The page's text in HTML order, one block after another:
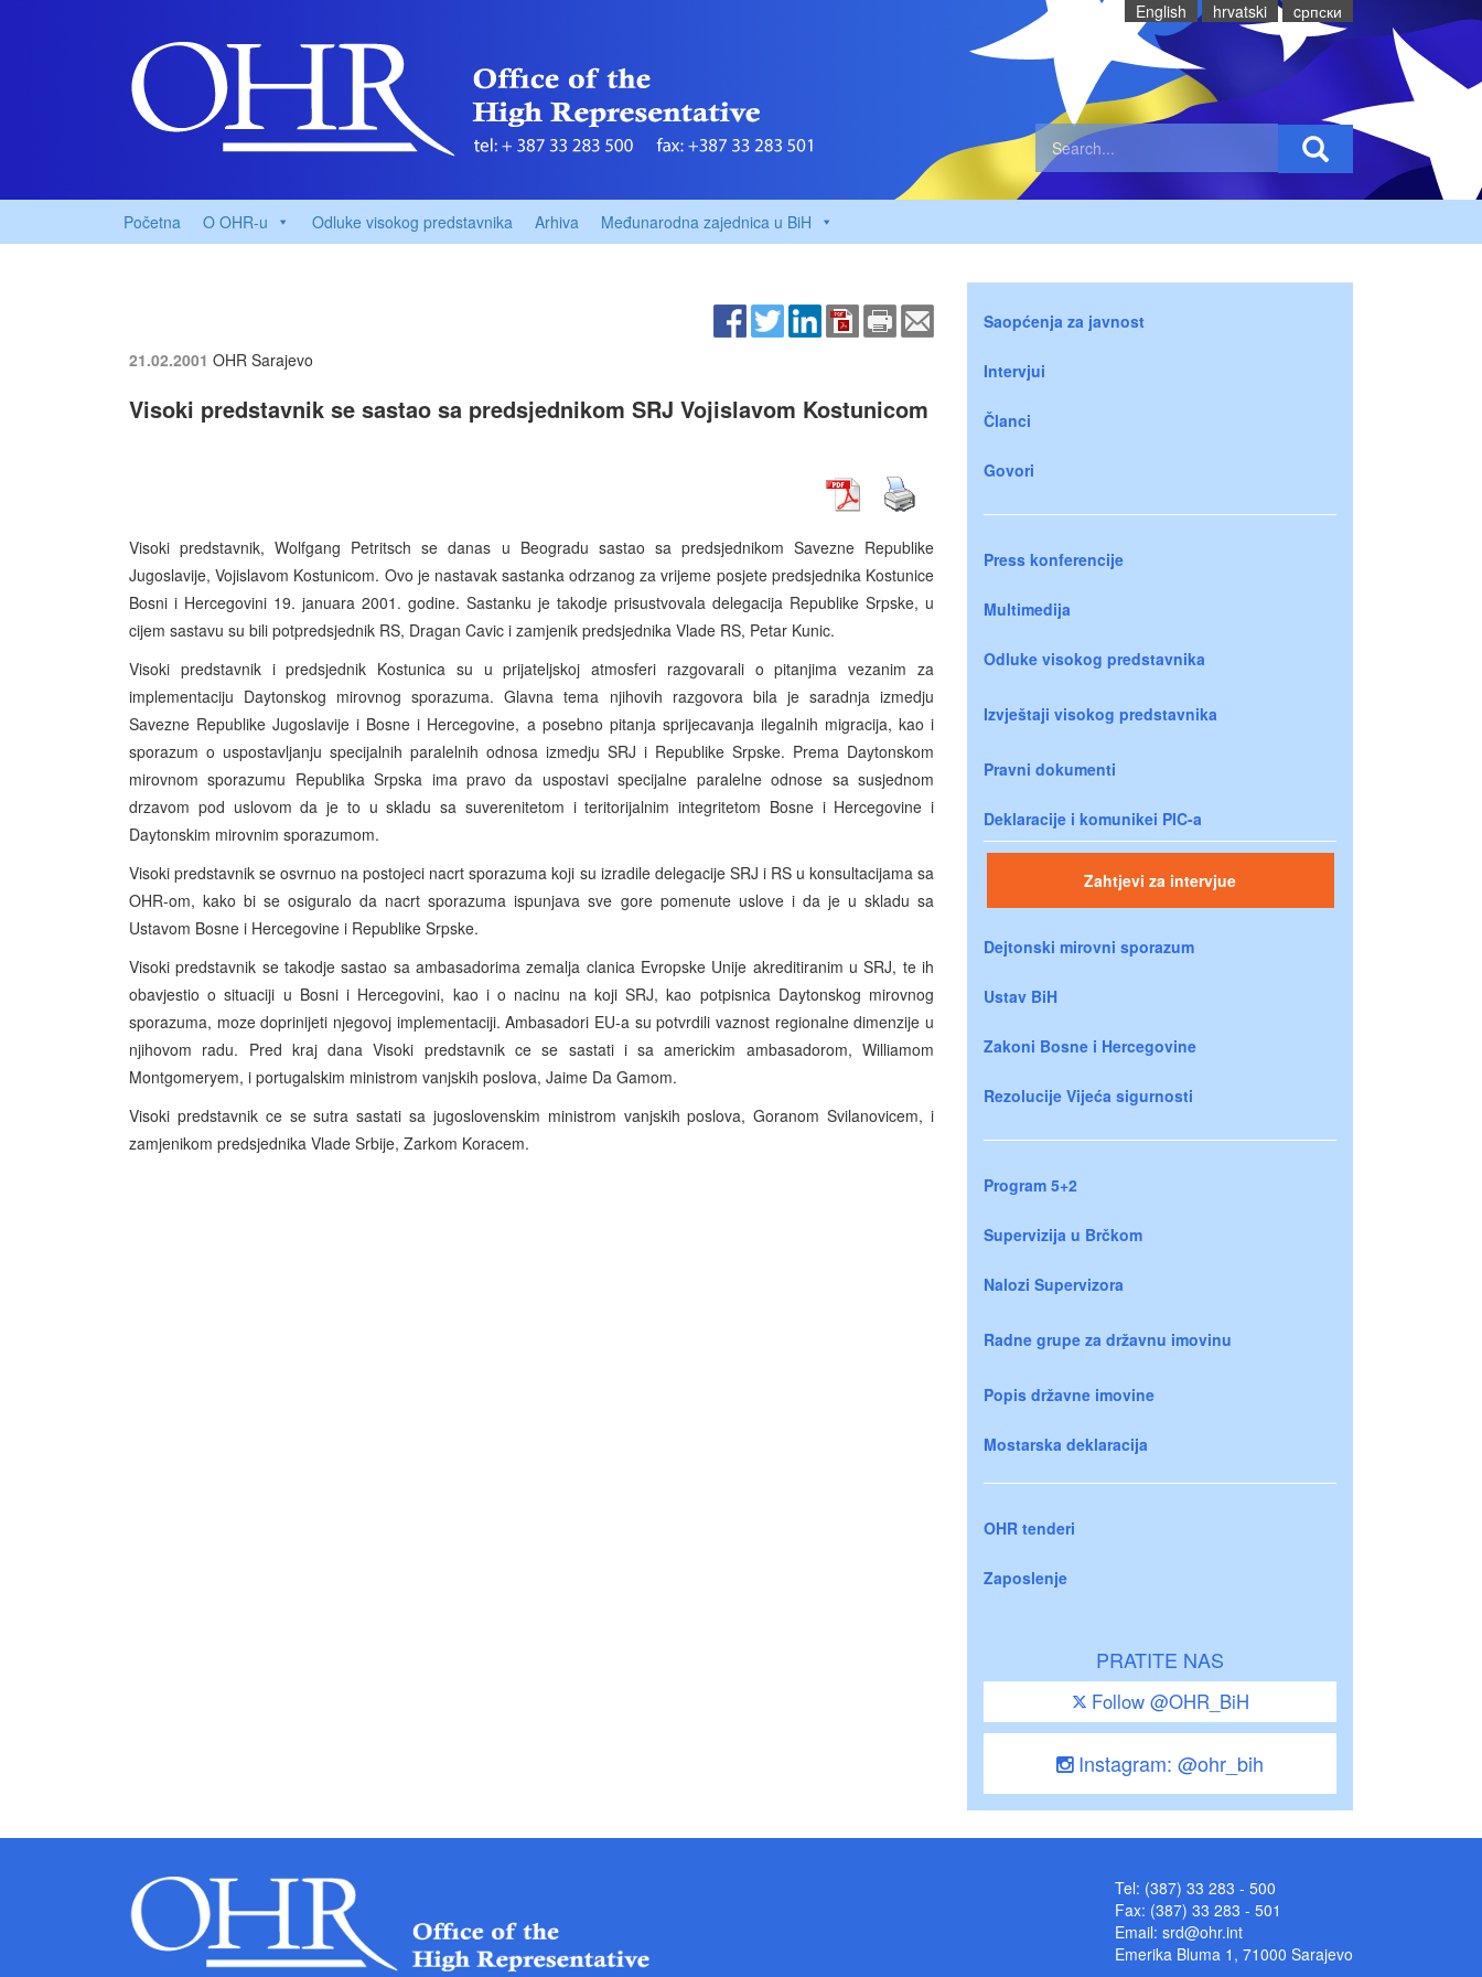
English hrvatski cрпски
Početna O OHR-u Odluke visokog predstavnika Arhiva Međunarodna zajednica u BiH
21.02.2001 OHR Sarajevo
Visoki predstavnik se sastao sa predsjednikom SRJ Vojislavom Kostunicom
Visoki predstavnik, Wolfgang Petritsch se danas u Beogradu sastao sa predsjednikom Savezne Republike
Jugoslavije, Vojislavom Kostunicom. Ovo je nastavak sastanka odrzanog za vrijeme posjete predsjednika Kostunice
Bosni i Hercegovini 19. januara 2001. godine. Sastanku je takodje prisustvovala delegacija Republike Srpske, u
cijem sastavu su bili potpredsjednik RS, Dragan Cavic i zamjenik predsjednika Vlade RS, Petar Kunic.
Visoki predstavnik i predsjednik Kostunica su u prijateljskoj atmosferi razgovarali o pitanjima vezanim za
implementaciju Daytonskog mirovnog sporazuma. Glavna tema njihovih razgovora bila je saradnja izmedju
Savezne Republike Jugoslavije i Bosne i Hercegovine, a posebno pitanja sprijecavanja ilegalnih migracija, kao i
sporazum o uspostavljanju specijalnih paralelnih odnosa izmedju SRJ i Republike Srpske. Prema Daytonskom
mirovnom sporazumu Republika Srpska ima pravo da uspostavi specijalne paralelne odnose sa susjednom
drzavom pod uslovom da je to u skladu sa suverenitetom i teritorijalnim integritetom Bosne i Hercegovine i
Daytonskim mirovnim sporazumom.
Visoki predstavnik se osvrnuo na postojeci nacrt sporazuma koji su izradile delegacije SRJ i RS u konsultacijama sa
OHR-om, kako bi se osiguralo da nacrt sporazuma ispunjava sve gore pomenute uslove i da je u skladu sa
Ustavom Bosne i Hercegovine i Republike Srpske.
Visoki predstavnik se takodje sastao sa ambasadorima zemalja clanica Evropske Unije akreditiranim u SRJ, te ih
obavjestio o situaciji u Bosni i Hercegovini, kao i o nacinu na koji SRJ, kao potpisnica Daytonskog mirovnog
sporazuma, moze doprinijeti njegovoj implementaciji. Ambasadori EU-a su potvrdili vaznost regionalne dimenzije u
njihovom radu. Pred kraj dana Visoki predstavnik ce se sastati i sa americkim ambasadorom, Williamom
Montgomeryem, i portugalskim ministrom vanjskih poslova, Jaime Da Gamom.
Visoki predstavnik ce se sutra sastati sa jugoslovenskim ministrom vanjskih poslova, Goranom Svilanovicem, i
zamjenikom predsjednika Vlade Srbije, Zarkom Koracem.
Saopćenja za javnost
Intervjui
Članci
Govori
Press konferencije
Multimedija
Odluke visokog predstavnika
Izvještaji visokog predstavnika
Pravni dokumenti
Deklaracije i komunikei PIC-a
Zahtjevi za intervjue
Dejtonski mirovni sporazum
Ustav BiH
Zakoni Bosne i Hercegovine
Rezolucije Vijeća sigurnosti
Program 5+2
Supervizija u Brčkom
Nalozi Supervizora
Radne grupe za državnu imovinu
Popis državne imovine
Mostarska deklaracija
OHR tenderi
Zaposlenje
PRATITE NAS
Follow @OHR_BiH
Instagram: @ohr_bih
Tel: (387) 33 283 - 500
Fax: (387) 33 283 - 501
Email: srd@ohr.int
Emerika Bluma 1, 71000 Sarajevo